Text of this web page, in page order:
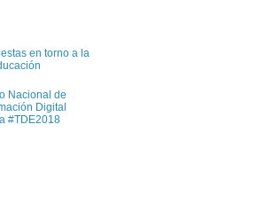
en torno a la
Nacional de
Digital
#TDE2018